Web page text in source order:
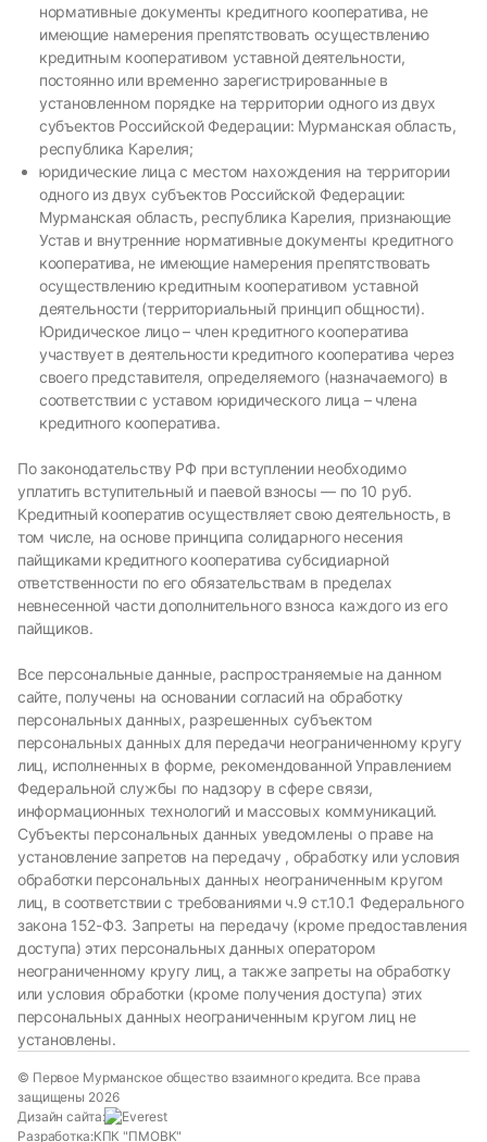
нормативные документы кредитного кооператива, не
имеющие намерения препятствовать осуществлению
кредитным кооперативом уставной деятельности,
постоянно или временно зарегистрированные в
установленном порядке на территории одного из двух
субъектов Российской Федерации: Мурманская область,
республика Карелия;
юридические лица с местом нахождения на территории
одного из двух субъектов Российской Федерации:
Мурманская область, республика Карелия, признающие
Устав и внутренние нормативные документы кредитного
кооператива, не имеющие намерения препятствовать
осуществлению кредитным кооперативом уставной
деятельности (территориальный принцип общности).
Юридическое лицо – член кредитного кооператива
участвует в деятельности кредитного кооператива через
своего представителя, определяемого (назначаемого) в
соответствии с уставом юридического лица – члена
кредитного кооператива.
По законодательству РФ при вступлении необходимо
уплатить вступительный и паевой взносы — по 10 руб.
Кредитный кооператив осуществляет свою деятельность, в
том числе, на основе принципа солидарного несения
пайщиками кредитного кооператива субсидиарной
ответственности по его обязательствам в пределах
невнесенной части дополнительного взноса каждого из его
пайщиков.
Все персональные данные, распространяемые на данном
сайте, получены на основании согласий на обработку
персональных данных, разрешенных субъектом
персональных данных для передачи неограниченному кругу
лиц, исполненных в форме, рекомендованной Управлением
Федеральной службы по надзору в сфере связи,
информационных технологий и массовых коммуникаций.
Субъекты персональных данных уведомлены о праве на
установление запретов на передачу , обработку или условия
обработки персональных данных неограниченным кругом
лиц, в соответствии с требованиями ч.9 ст.10.1 Федерального
закона 152-ФЗ. Запреты на передачу (кроме предоставления
доступа) этих персональных данных оператором
неограниченному кругу лиц, а также запреты на обработку
или условия обработки (кроме получения доступа) этих
персональных данных неограниченным кругом лиц не
установлены.
© Первое Мурманское общество взаимного кредита. Все права
защищены 2026
Дизайн сайта:
Разработка:КПК "ПМОВК"